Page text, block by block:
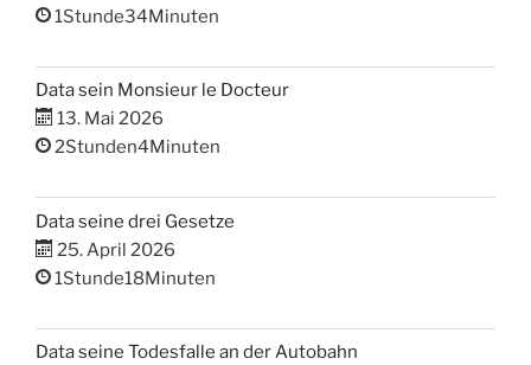
1Stunde34Minuten
Data sein Monsieur le Docteur
13. Mai 2026
2Stunden4Minuten
Data seine drei Gesetze
25. April 2026
1Stunde18Minuten
Data seine Todesfalle an der Autobahn